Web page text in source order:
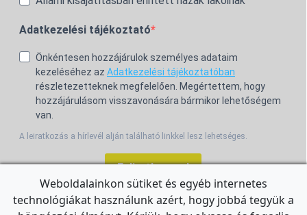
Adatkezelési tájékoztató
Önkéntesen hozzájárulok személyes adataim
kezeléséhez az Adatkezelési tájékoztatóban
részletezetteknek megfelelően. Megértettem, hogy
hozzájárulásom visszavonására bármikor lehetőségem
van.
A leiratkozás a hírlevél alján található linkkel lesz lehetséges.
Feliratkozom!
Weboldalainkon sütiket és egyéb internetes
technológiákat használunk azért, hogy jobbá tegyük a